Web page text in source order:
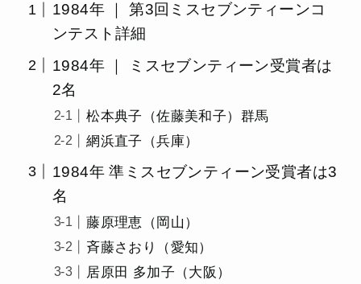
1984年 ｜ 第3回ミスセブンティーンコ
ンテスト詳細
1984年 ｜ ミスセブンティーン受賞者は
2名
松本典子（佐藤美和子）群馬
網浜直子（兵庫）
1984年 準ミスセブンティーン受賞者は3
名
藤原理恵（岡山）
斉藤さおり（愛知）
居原田 多加子（大阪）